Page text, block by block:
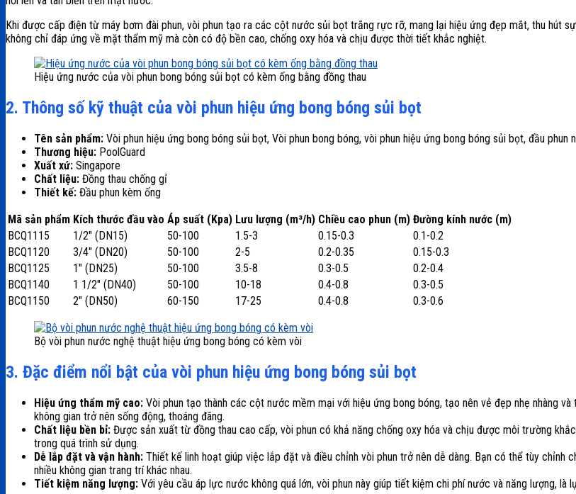
Khi được cấp điện từ máy bơm đài phun, vòi phun tạo ra các cột nước sủi bọt trắng rực rỡ, mang lại hiệu ứng đẹp mắt, thu hút
không chỉ đáp ứng về mặt thẩm mỹ mà còn có độ bền cao, chống oxy hóa và chịu được thời tiết khắc nghiệt.
Hiệu ứng nước của vòi phun bong bóng sủi bọt có kèm ống bằng đồng thau
2. Thông số kỹ thuật của vòi phun hiệu ứng bong bóng sủi bọt
Tên sản phẩm: Vòi phun hiệu ứng bong bóng sủi bọt, Vòi phun bong bóng, vòi phun hiệu ứng bong bóng sủi bọt, đầu
Thương hiệu: PoolGuard
Xuất xứ: Singapore
Chất liệu: Đồng thau chống gỉ
Thiết kế: Đầu phun kèm ống
Mã sản phẩm Kích thước đầu vào Áp suất (Kpa) Lưu lượng (m³/h) Chiều cao phun (m) Đường kính nước (m)
BCQ1115
1/2″ (DN15) 50-100 1.5-3 0.15-0.3
0.1-0.2
BCQ1120
3/4″ (DN20) 50-100 2-5 0.2-0.35
0.15-0.3
BCQ1125
1″ (DN25) 50-100 3.5-8 0.3-0.5
0.2-0.4
BCQ1140
1 1/2″ (DN40) 50-100 10-18 0.4-0.8
0.3-0.5
BCQ1150
2″ (DN50) 60-150 17-25 0.4-0.8 0.3-0.6
Bộ vòi phun nước nghệ thuật hiệu ứng bong bóng có kèm vòi
3. Đặc điểm nổi bật của vòi phun hiệu ứng bong bóng sủi bọt
Hiệu ứng thẩm mỹ cao: Vòi phun tạo thành các cột nước mềm mại với hiệu ứng bong bóng, tạo nên vẻ đẹp nhẹ nhàng
không gian trở nên sống động, thoáng đãng.
Chất liệu bền bỉ: Được sản xuất từ đồng thau cao cấp, vòi phun có khả năng chống oxy hóa và chịu được môi trường
trong quá trình sử dụng.
Dễ lắp đặt và vận hành: Thiết kế linh hoạt giúp việc lắp đặt và điều chỉnh vòi phun trở nên dễ dàng. Bạn có thể tùy chỉnh
nhiều không gian trang trí khác nhau.
Tiết kiệm năng lượng: Với yêu cầu áp lực nước không quá lớn, vòi phun này giúp tiết kiệm chi phí nước và năng lượng,